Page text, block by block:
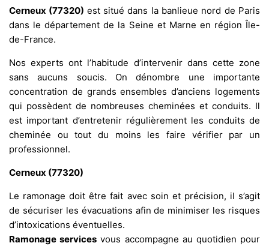
Cerneux (77320) est situé dans la banlieue nord de Paris
dans le département de la Seine et Marne en région Île-
de-France.
Nos experts ont l’habitude d’intervenir dans cette zone
sans aucuns soucis. On dénombre une importante
concentration de grands ensembles d’anciens logements
qui possèdent de nombreuses cheminées et conduits. Il
est important d’entretenir régulièrement les conduits de
cheminée ou tout du moins les faire vérifier par un
professionnel.
Cerneux (77320)
Le ramonage doit être fait avec soin et précision, il s’agit
de sécuriser les évacuations afin de minimiser les risques
d’intoxications éventuelles.
Ramonage services vous accompagne au quotidien pour